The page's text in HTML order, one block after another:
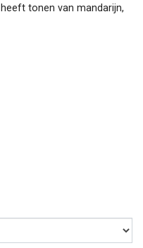
tonen van mandarijn,